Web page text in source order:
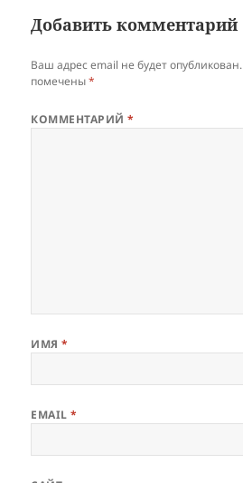
Добавить комментарий
Ваш адрес email не будет опубликован.
помечены*
КОММЕНТАРИЙ*
ИМЯ*
EMAIL*